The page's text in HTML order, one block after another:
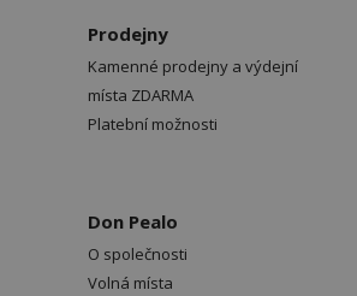
Prodejny
Kamenné prodejny a výdejní
místa ZDARMA
Platební možnosti
Don Pealo
O společnosti
Volná místa